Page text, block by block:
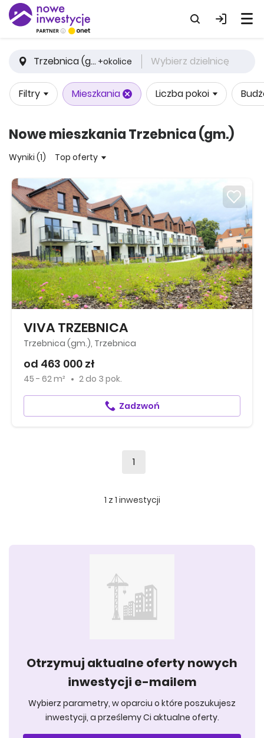
Trzebnica (gm.) +okolice Wybierz dzielnicę
Filtry Mieszkania Liczba pokoi
Nowe mieszkania Trzebnica (gm.)
Wyniki (1) Top oferty
VIVA TRZEBNICA
Trzebnica (gm.), Trzebnica
od 463 000 zł
45 - 62 m² 2 do 3 pok.
Zadzwoń
1
1 z 1 inwestycji
Otrzymuj aktualne oferty nowych
inwestycji e-mailem
Wybierz parametry, w oparciu o które poszukujesz
inwestycji, a prześlemy Ci aktualne oferty.